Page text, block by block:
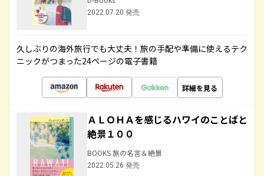
2022.07.20 発売
久しぶりの海外旅行でも大丈夫！旅の手配や準備に使えるテク
ニックがつまった24ページの電子書籍
詳細を見る
ＡＬＯＨＡを感じるハワイのことばと
絶景１００
BOOKS 旅の名言＆絶景
2022.05.26 発売